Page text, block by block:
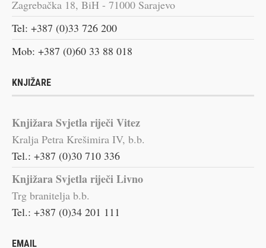
Zagrebačka 18, BiH - 71000 Sarajevo
Tel: +387 (0)33 726 200
Mob: +387 (0)60 33 88 018
KNJIŽARE
Knjižara Svjetla riječi Vitez
Kralja Petra Krešimira IV, b.b.
Tel.: +387 (0)30 710 336
Knjižara Svjetla riječi Livno
Trg branitelja b.b.
Tel.: +387 (0)34 201 111
EMAIL